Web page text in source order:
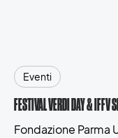
Eventi
FESTIVAL VERDI DAY & IFFV
Fondazione Parma